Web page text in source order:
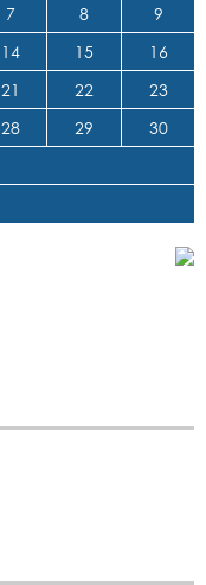
7 8
9
14 15
16
21 22
23
28 29
30